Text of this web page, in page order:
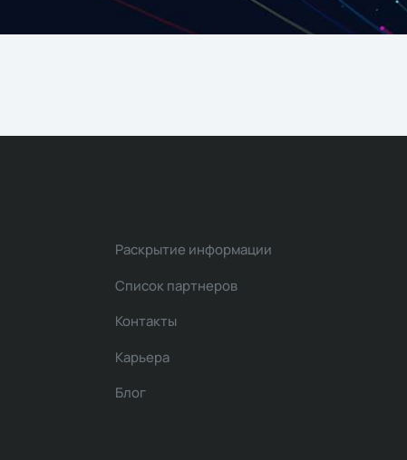
Раскрытие информации
Список партнеров
Контакты
Карьера
Блог